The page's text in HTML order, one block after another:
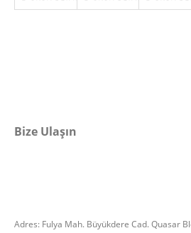
Bize Ulaşın
Adres: Fulya Mah. Büyükdere Cad. Quasar